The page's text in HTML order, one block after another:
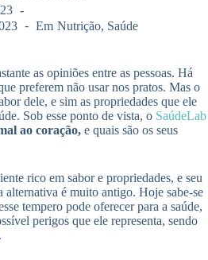
Em Nutrição, Saúde
as opiniões entre as pessoas. Há
preferem não usar nos pratos. Mas o
dele, e sim as propriedades que ele
Sob esse ponto de vista, o SaúdeLab
ao coração, e quais são os seus
rico em sabor e propriedades, e seu
alternativa é muito antigo. Hoje sabe-se
tempero pode oferecer para a saúde,
perigos que ele representa, sendo